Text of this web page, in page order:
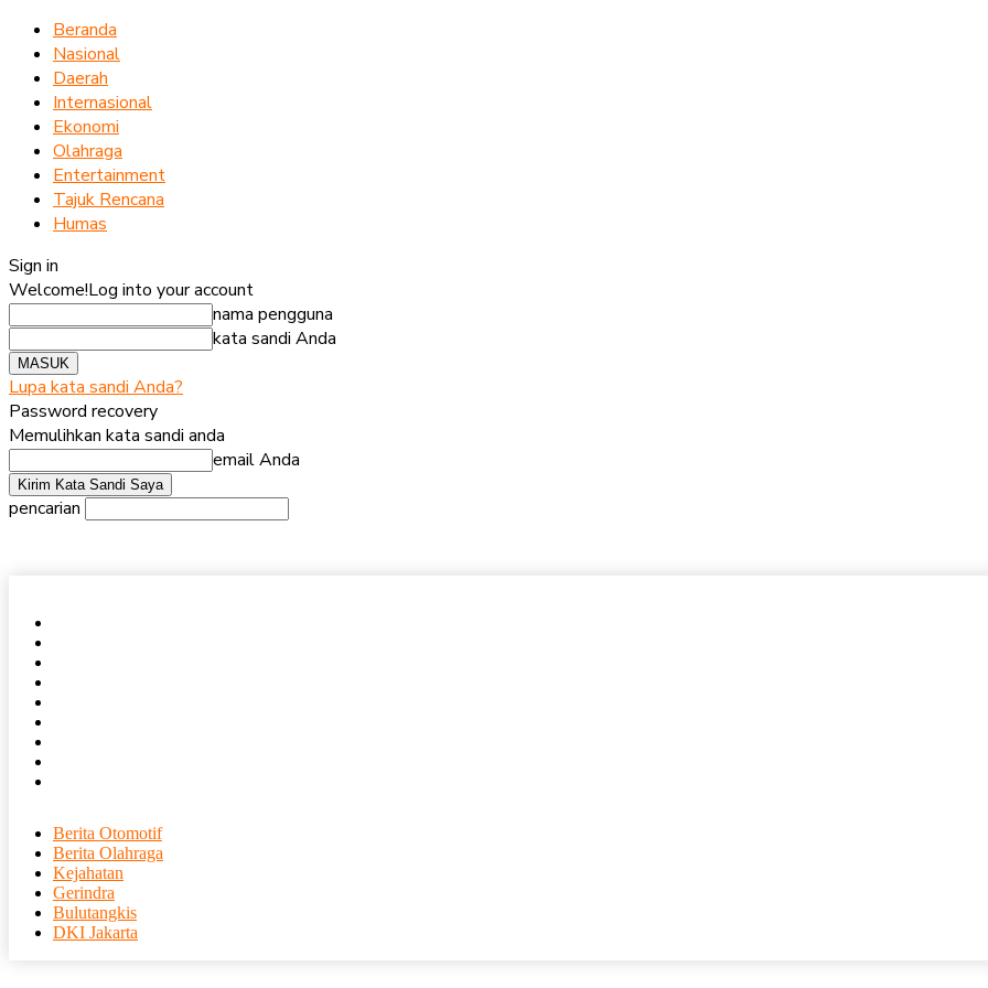
Beranda
Nasional
Daerah
Internasional
Ekonomi
Olahraga
Entertainment
Tajuk Rencana
Humas
Sign in
Welcome!Log into your account
nama pengguna
kata sandi Anda
Lupa kata sandi Anda?
Password recovery
Memulihkan kata sandi anda
email Anda
pencarian
Berita Otomotif
Berita Olahraga
Kejahatan
Gerindra
Bulutangkis
DKI Jakarta